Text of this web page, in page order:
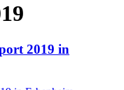
2019 in